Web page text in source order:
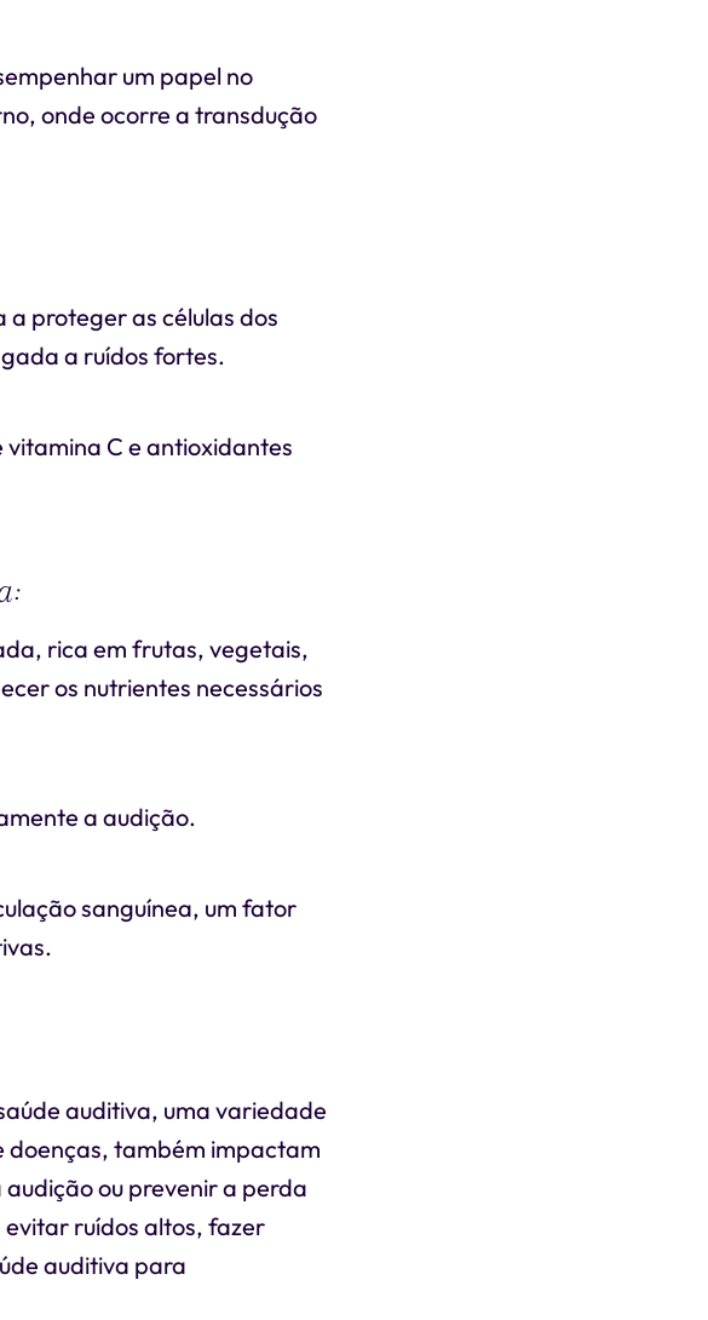
um papel no
onde ocorre a transdução
proteger as células dos
a ruídos fortes.
vitamina C e antioxidantes
rica em frutas, vegetais,
os nutrientes necessários
a audição.
sanguínea, um fator
auditiva, uma variedade
doenças, também impactam
ou prevenir a perda
ruídos altos, fazer
auditiva para